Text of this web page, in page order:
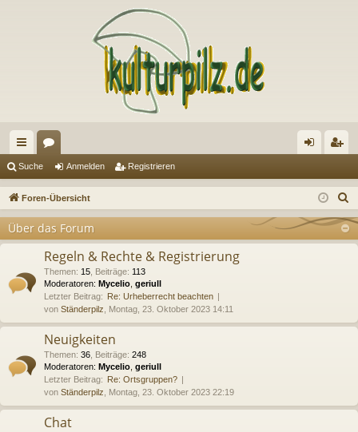
ch
ne
ug
en m
de
ist
re
Suche Anmelden Registrieren
Foren-Übersicht
Über das Forum
Regeln & Rechte & Registrierung
Themen: 15 Beiträge: 113
Moderatoren: Mycelio geriull
Letzter Beitrag: Re: Urheberrecht beachten
von Ständerpilz , Montag, 23. Oktober 2023 14:11
Neuigkeiten
Themen: 36 Beiträge: 248
Moderatoren: Mycelio geriull
Letzter Beitrag: Re: Ortsgruppen?
von Ständerpilz , Montag, 23. Oktober 2023 22:19
Chat